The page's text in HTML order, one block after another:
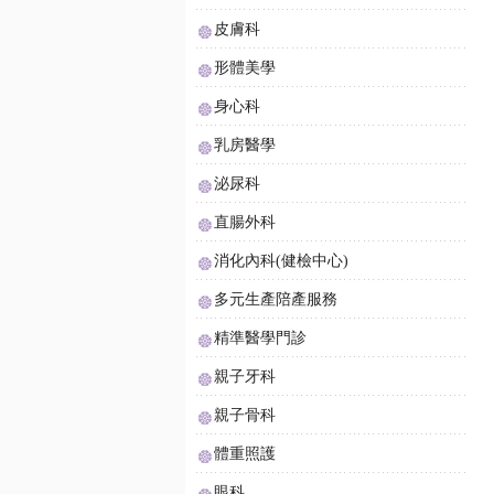
皮膚科
形體美學
身心科
乳房醫學
泌尿科
直腸外科
消化內科(健檢中心)
多元生產陪產服務
精準醫學門診
親子牙科
親子骨科
體重照護